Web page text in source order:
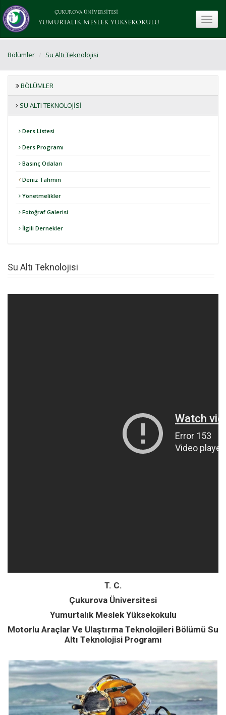
ÇUKUROVA ÜNİVERSİTESİ
YUMURTALIK MESLEK YÜKSEKOKULU
Bölümler Su Altı Teknolojisi
BÖLÜMLER
SU ALTI TEKNOLOJISI
Ders Listesi
Ders Programı
Basınç Odaları
Deniz Tahmin
Yönetmelikler
Fotoğraf Galerisi
İlgili Dernekler
Su Altı Teknolojisi
T. C.
Çukurova Üniversitesi
Yumurtalık Meslek Yüksekokulu
Motorlu Araçlar Ve Ulaştırma Teknolojileri Bölümü Su
Altı Teknolojisi Programı